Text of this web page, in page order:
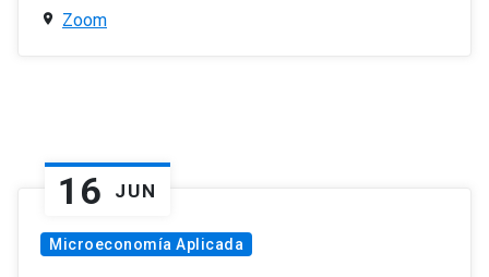
Zoom
16 JUN
Microeconomía Aplicada